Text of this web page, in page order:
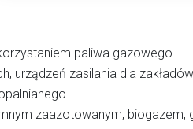
paliwa gazowego.
zasilania dla
zaazotowanym, biogazem,